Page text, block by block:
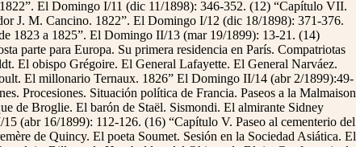
El Domingo I/11 (dic 11/1898): 346-352. (12) “Capítulo VII.
J. M. Cancino. 1822”. El Domingo I/12 (dic 18/1898): 371-376.
1823 a 1825”. El Domingo II/13 (mar 19/1899): 13-21. (14)
parte para Europa. Su primera residencia en París. Compatriotas
El obispo Grégoire. El General Lafayette. El General Narváez.
El millonario Ternaux. 1826” El Domingo II/14 (abr 2/1899):49-
Procesiones. Situación política de Francia. Paseos a la Malmaison
de Broglie. El barón de Staël. Sismondi. El almirante Sidney
(abr 16/1899): 112-126. (16) “Capítulo V. Paseo al cementerio del
de Quincy. El poeta Soumet. Sesión en la Sociedad Asiática. El